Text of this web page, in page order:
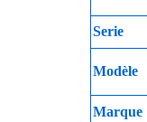
Serie
Modèle
Marque